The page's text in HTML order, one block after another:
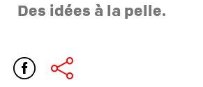
Des idées à la pelle.